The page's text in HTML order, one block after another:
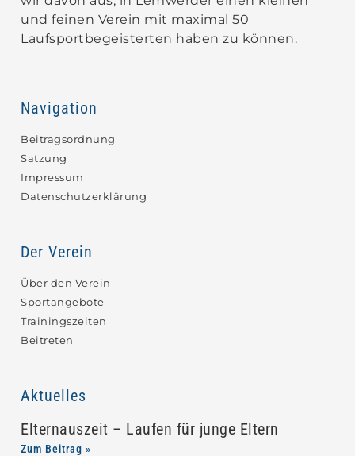
und feinen Verein mit maximal 50
Laufsportbegeisterten haben zu können.
Navigation
Beitragsordnung
Satzung
Impressum
Datenschutzerklärung
Der Verein
Über den Verein
Sportangebote
Trainingszeiten
Beitreten
Aktuelles
Elternauszeit – Laufen für junge Eltern
Zum Beitrag »